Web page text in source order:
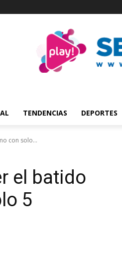
TENDENCIAS DEPORTES
con solo...
el batido
5